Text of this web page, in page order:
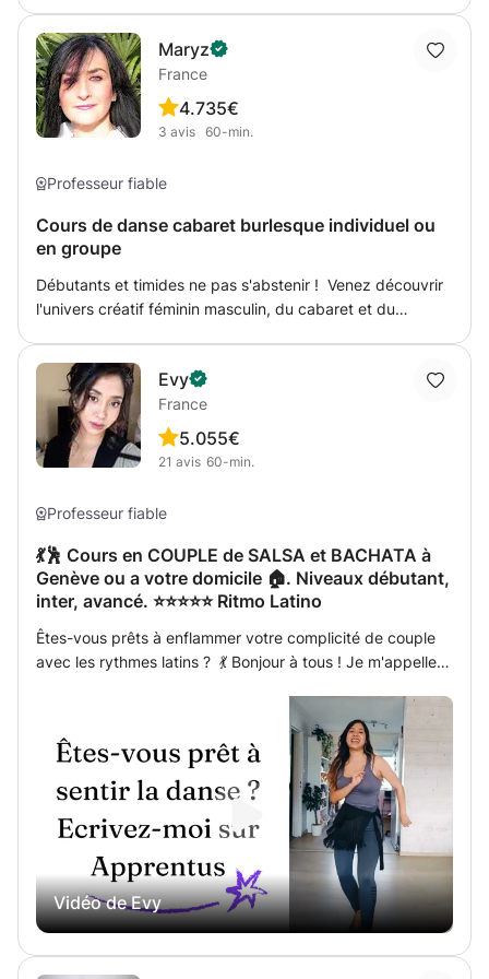
vêtements spécifiques et chaussures choisie, avec un
coaching sur l'attitude et la confiance en vous pour cet
événement spécial. La musique sera celle de votre choix
et donc la chorégraphie unique. comptez une dizaine
Maryz
France
4.7
3 avis
35€
60-min.
Professeur fiable
Cours de danse cabaret burlesque individuel ou
en groupe
Débutants et timides ne pas s'abstenir ! Venez découvrir
l'univers créatif féminin masculin, du cabaret et du
Simulation de troupe d'artistes. Langage chorégraphique
accéssible. Pensez sinon aux idées cadeaux et
événementiels surprises spectacles. Échauffements,
étirements, et créativité conviviale.
Evy
France
5.0
21 avis
55€
60-min.
Professeur fiable
💃🕺 Cours en COUPLE de SALSA et BACHATA à
Genève ou a votre domicile 🏠. Niveaux débutant,
inter, avancé. ⭐️⭐️⭐️⭐️⭐️ Ritmo Latino
Êtes-vous prêts à enflammer votre complicité de couple
avec les rythmes latins ? 💃 Bonjour à tous ! Je m'appelle
originaire du Pérou et maintenant basée à Genève. Je
vous invite à plonger dans le monde vibrant de la salsa,
de la bachata, du merengue et de la samba grâce à mes
cours privés et personnalisés. 🎶 Ensemble, nous
explorerons les rythmes passionnés de la musique latine,
en nous concentrant sur le plaisir et la connexion avec
votre partenaire. Mon but est de vous offrir une
expérience de danse où vous apprendrez quelque chose
de nouveau ensemble et où vous pourrez vous connecter
et être vous-même, je crois que c'est l'expérience la plus
premier cours votre alchimie en tant que couple
Vidéo de Evy